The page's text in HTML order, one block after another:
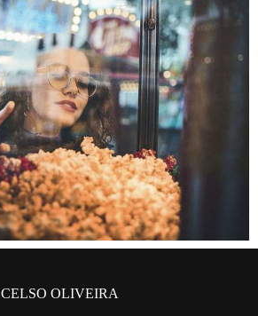
CELSO OLIVEIRA